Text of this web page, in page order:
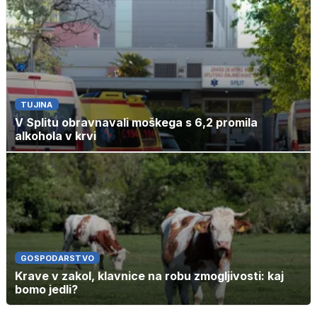
TUJINA
V Splitu obravnavali moškega s 6,2 promila
alkohola v krvi
GOSPODARSTVO
Krave v zakol, klavnice na robu zmogljivosti: kaj
bomo jedli?